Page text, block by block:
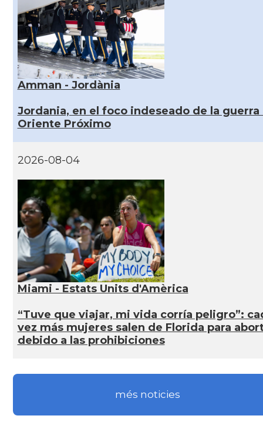
Amman - Jordània
Jordania, en el foco indeseado de la guerra
Oriente Próximo
2026-08-04
Miami - Estats Units d'Amèrica
“Tuve que viajar, mi vida corría peligro”:
vez más mujeres salen de Florida para
debido a las prohibiciones
més noticies